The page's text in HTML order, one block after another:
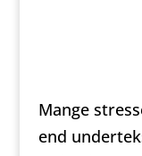
Mange
end